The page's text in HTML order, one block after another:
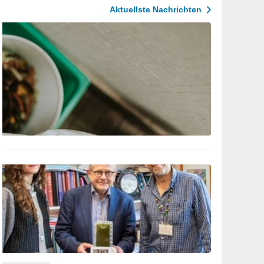
Aktuellste Nachrichten